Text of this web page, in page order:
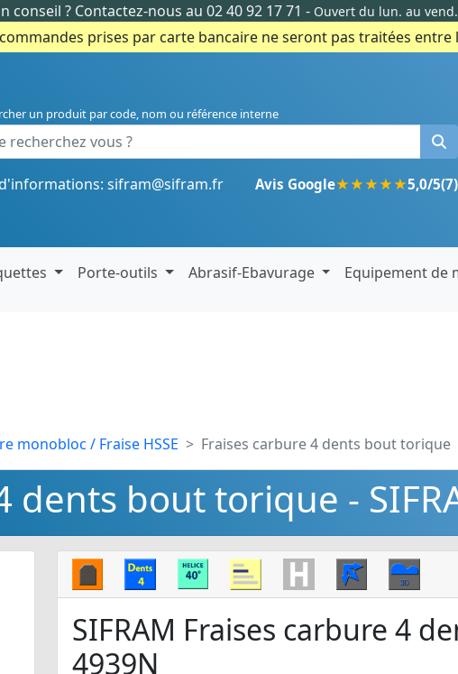
conseil ?Contactez-nous au 02 40 92 17 71 - Ouvert du lun. au
prises par carte bancaire ne seront pas traitées entre
un produit par code, nom ou référence interne
sifram@sifram.fr Avis Google★★★★★5,0/5(7)
Porte-outils Abrasif-Ebavurage Equipement de
monobloc / Fraise HSSE Fraises carbure 4 dents bout torique
dents bout torique -
SIFRAM Fraises carbure 4
4939N